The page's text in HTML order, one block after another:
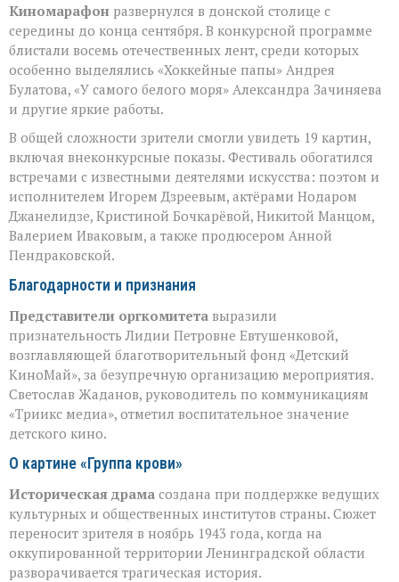
Киномарафон развернулся в донской столице с
середины до конца сентября. В конкурсной программе
блистали восемь отечественных лент, среди которых
особенно выделялись «Хоккейные папы» Андрея
Булатова, «У самого белого моря» Александра Зачиняева
и другие яркие работы.
В общей сложности зрители смогли увидеть 19 картин,
включая внеконкурсные показы. Фестиваль обогатился
встречами с известными деятелями искусства: поэтом и
исполнителем Игорем Дзреевым, актёрами Нодаром
Джанелидзе, Кристиной Бочкарёвой, Никитой Манцом,
Валерием Иваковым, а также продюсером Анной
Пендраковской.
Благодарности и признания
Представители оргкомитета выразили
признательность Лидии Петровне Евтушенковой,
возглавляющей благотворительный фонд «Детский
КиноМай», за безупречную организацию мероприятия.
Светослав Жаданов, руководитель по коммуникациям
«Триикс медиа», отметил воспитательное значение
детского кино.
О картине «Группа крови»
Историческая драма создана при поддержке ведущих
культурных и общественных институтов страны. Сюжет
переносит зрителя в ноябрь 1943 года, когда на
оккупированной территории Ленинградской области
разворачивается трагическая история.